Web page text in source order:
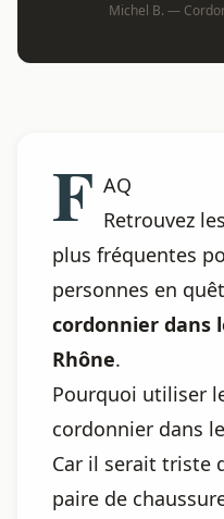
Michel B. —
F AQ
Retrouvez
plus fréquentes
personnes en
cordonnier dans
Rhône.
Pourquoi utiliser
cordonnier dans
Car il serait triste
paire de